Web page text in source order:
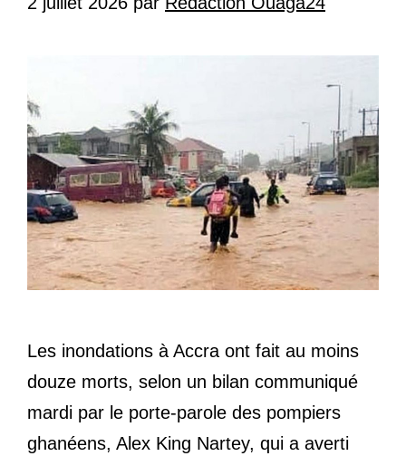
Les inondations à Accra ont fait au moins
douze morts, selon un bilan communiqué
mardi par le porte-parole des pompiers
ghanéens, Alex King Nartey, qui a averti